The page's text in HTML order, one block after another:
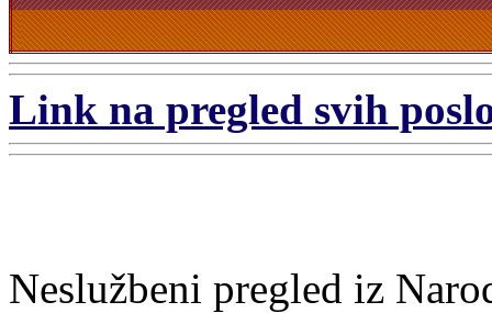
Link na pregled svih
Neslužbeni pregled iz